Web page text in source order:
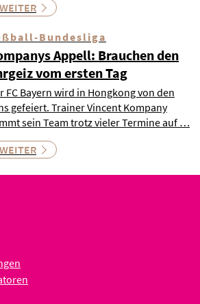
WEITER
Bundesliga
Appell: Brauchen den
vom ersten Tag
FC Bayern wird in Hongkong von den
gefeiert. Trainer Vincent Kompany
sein Team trotz vieler Termine auf …
WEITER